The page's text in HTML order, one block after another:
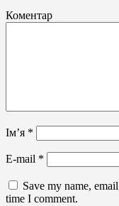
Коментар
Ім’я *
E-mail *
Save my name,
time I comment.